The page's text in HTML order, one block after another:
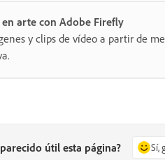
arte con Adobe Firefly
y clips de vídeo a partir de
parecido útil esta página? Sí,